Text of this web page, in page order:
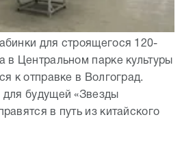
для строящегося 120-
в Центральном парке культуры
к отправке в Волгоград.
для будущей «Звезды
в путь из китайского